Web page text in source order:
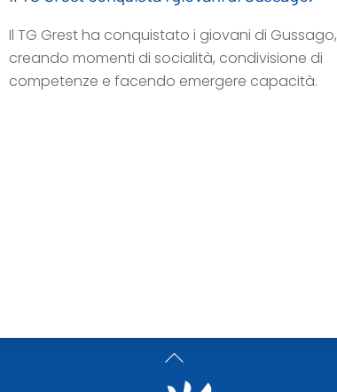
Il TG Grest ha conquistato i giovani di Gussago,
creando momenti di socialità, condivisione di
competenze e facendo emergere capacità.
Back
To